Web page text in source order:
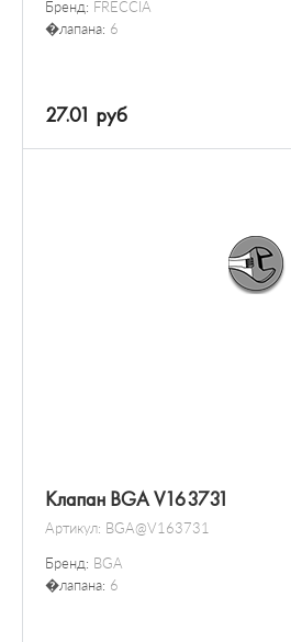
Бренд: FRECCIA
�лапана: 6
27.01 руб
Клапан BGA V163731
Артикул: BGA@V163731
Бренд: BGA
�лапана: 6